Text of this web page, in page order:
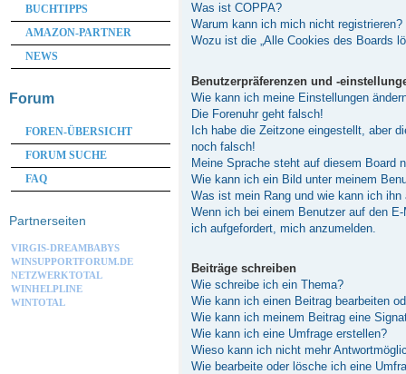
Was ist COPPA?
Warum kann ich mich nicht registrieren?
Wozu ist die „Alle Cookies des Boards
Benutzerpräferenzen und -
Wie kann ich meine Einstellungen
Die Forenuhr geht falsch!
Ich habe die Zeitzone eingestellt, aber
noch falsch!
Meine Sprache steht auf diesem Board
Wie kann ich ein Bild unter meinem
Was ist mein Rang und wie kann ich ihn
Wenn ich bei einem Benutzer auf den
ich aufgefordert, mich anzumelden.
Beiträge schreiben
Wie schreibe ich ein Thema?
Wie kann ich einen Beitrag bearbeiten
Wie kann ich meinem Beitrag eine
Wie kann ich eine Umfrage erstellen?
Wieso kann ich nicht mehr
Wie bearbeite oder lösche ich eine
BUCHTIPPS
AMAZON-PARTNER
NEWS
Forum
FOREN-ÜBERSICHT
FORUM SUCHE
FAQ
Partnerseiten
VIRGIS-DREAMBABYS
WINSUPPORTFORUM.DE
NETZWERKTOTAL
WINHELPLINE
WINTOTAL